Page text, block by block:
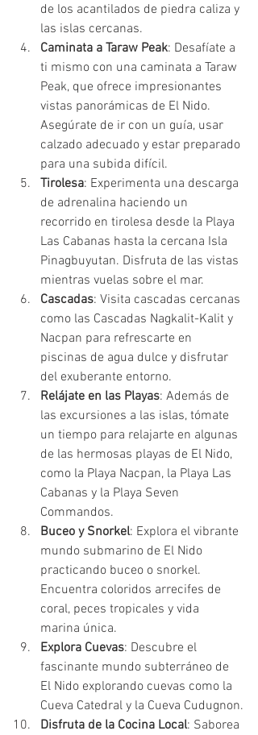
de los acantilados de piedra caliza y
las islas cercanas.
Caminata a Taraw Peak: Desafíate a
ti mismo con una caminata a Taraw
Peak, que ofrece impresionantes
vistas panorámicas de El Nido.
Asegúrate de ir con un guía, usar
calzado adecuado y estar preparado
para una subida difícil.
Tirolesa: Experimenta una descarga
de adrenalina haciendo un
recorrido en tirolesa desde la Playa
Las Cabanas hasta la cercana Isla
Pinagbuyutan. Disfruta de las vistas
mientras vuelas sobre el mar.
Cascadas: Visita cascadas cercanas
como las Cascadas Nagkalit-Kalit y
Nacpan para refrescarte en
piscinas de agua dulce y disfrutar
del exuberante entorno.
Relájate en las Playas: Además de
las excursiones a las islas, tómate
un tiempo para relajarte en algunas
de las hermosas playas de El Nido,
como la Playa Nacpan, la Playa Las
Cabanas y la Playa Seven
Commandos.
Buceo y Snorkel: Explora el vibrante
mundo submarino de El Nido
practicando buceo o snorkel.
Encuentra coloridos arrecifes de
coral, peces tropicales y vida
marina única.
Explora Cuevas: Descubre el
fascinante mundo subterráneo de
El Nido explorando cuevas como la
Cueva Catedral y la Cueva Cudugnon.
Disfruta de la Cocina Local: Saborea